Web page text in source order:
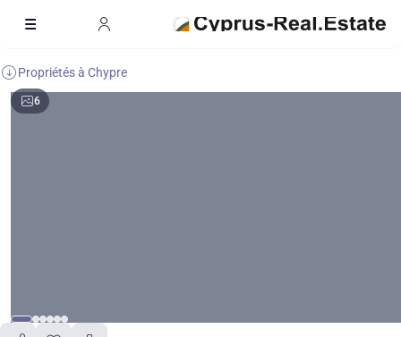
Propriétés à Chypre
6